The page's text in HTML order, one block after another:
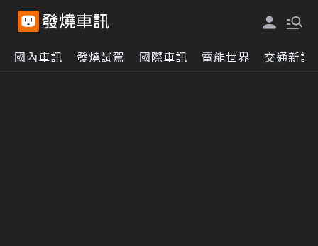
國內車訊 發燒試駕 國際車訊 電能世界 交通新訊